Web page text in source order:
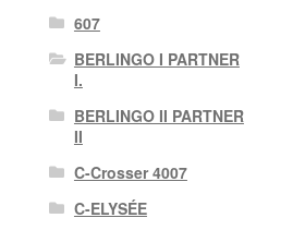
607
BERLINGO I PARTNER
I.
BERLINGO II PARTNER
II
C-Crosser 4007
C-ELYSÉE